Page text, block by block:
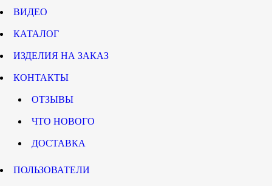
ВИДЕО
КАТАЛОГ
ИЗДЕЛИЯ НА ЗАКАЗ
КОНТАКТЫ
ОТЗЫВЫ
ЧТО НОВОГО
ДОСТАВКА
ПОЛЬЗОВАТЕЛИ